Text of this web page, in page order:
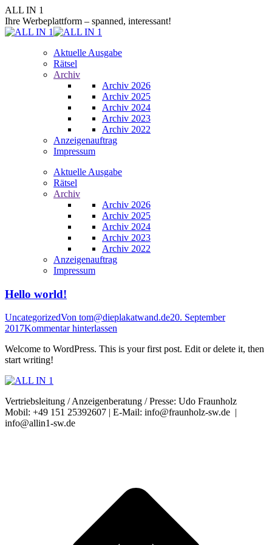
Zum
Inhalt
springen
ALL IN 1
Ihre Werbeplattform – spanned, interessant!
Aktuelle Ausgabe
Rätsel
Archiv
Archiv 2026
Archiv 2025
Archiv 2024
Archiv 2023
Archiv 2022
Anzeigenauftrag
Impressum
Aktuelle Ausgabe
Rätsel
Archiv
Archiv 2026
Archiv 2025
Archiv 2024
Archiv 2023
Archiv 2022
Anzeigenauftrag
Impressum
Hello world!
UncategorizedVon tom@dieplakatwand.de20. September
2017Kommentar hinterlassen
Welcome to WordPress. This is your first post. Edit or delete it, then
start writing!
Vertriebsleitung / Anzeigenberatung / Presse: Udo Fraunholz
Mobil: +49 151 25392607 | E-Mail: info@fraunholz-sw.de |
info@allin1-sw.de